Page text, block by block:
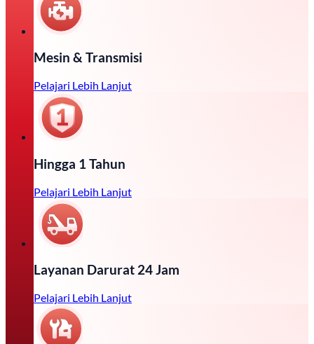
Mesin & Transmisi
Pelajari Lebih Lanjut
Hingga 1 Tahun
Pelajari Lebih Lanjut
Layanan Darurat 24 Jam
Pelajari Lebih Lanjut